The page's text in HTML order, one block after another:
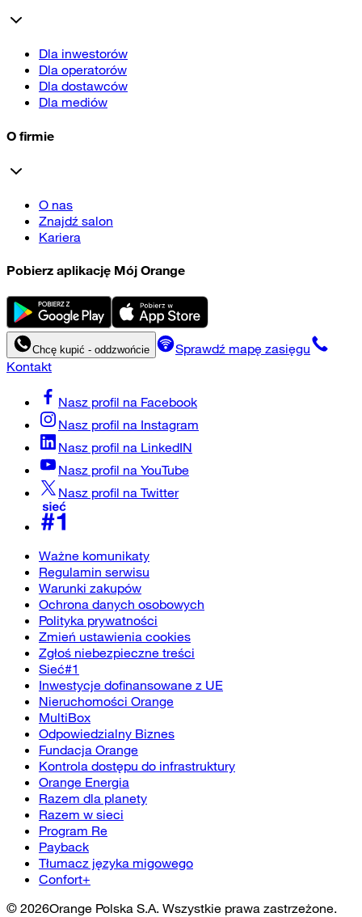
Dla inwestorów
Dla operatorów
Dla dostawców
Dla mediów
O firmie
O nas
Znajdź salon
Kariera
Pobierz aplikację Mój Orange
Chcę kupić - oddzwońcie
Sprawdź mapę zasięgu
Kontakt
Nasz profil na Facebook
Nasz profil na Instagram
Nasz profil na LinkedIN
Nasz profil na YouTube
Nasz profil na Twitter
Ważne komunikaty
Regulamin serwisu
Warunki zakupów
Ochrona danych osobowych
Polityka prywatności
Zmień ustawienia cookies
Zgłoś niebezpieczne treści
Sieć#1
Inwestycje dofinansowane z UE
Nieruchomości Orange
MultiBox
Odpowiedzialny Biznes
Fundacja Orange
Kontrola dostępu do infrastruktury
Orange Energia
Razem dla planety
Razem w sieci
Program Re
Payback
Tłumacz języka migowego
Confort+
© 2026Orange Polska S.A. Wszystkie prawa zastrzeżone.